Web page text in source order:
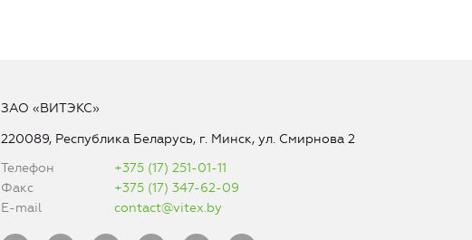
ЗАО «ВИТЭКС»
220089, Республика Беларусь, г. Минск, ул. Смирнова 2
Телефон
+375 (17) 251-01-11
Факс
+375 (17) 347-62-09
E-mail
contact@vitex.by